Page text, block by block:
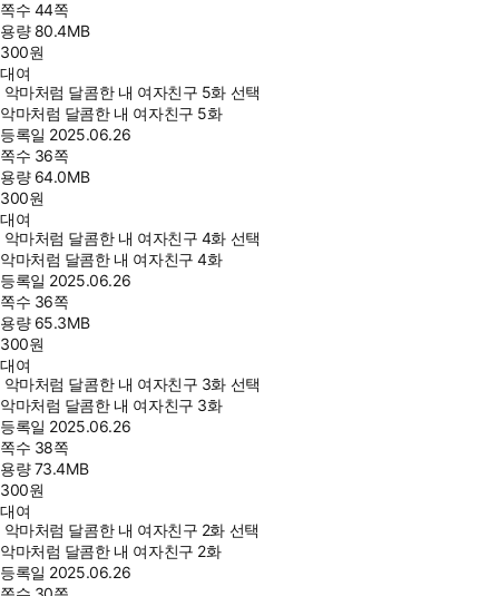
쪽수 44쪽
용량 80.4MB
300원
대여
악마처럼 달콤한 내 여자친구 5화 선택
악마처럼 달콤한 내 여자친구 5화
등록일 2025.06.26
쪽수 36쪽
용량 64.0MB
300원
대여
악마처럼 달콤한 내 여자친구 4화 선택
악마처럼 달콤한 내 여자친구 4화
등록일 2025.06.26
쪽수 36쪽
용량 65.3MB
300원
대여
악마처럼 달콤한 내 여자친구 3화 선택
악마처럼 달콤한 내 여자친구 3화
등록일 2025.06.26
쪽수 38쪽
용량73.4MB
300원
대여
악마처럼 달콤한 내 여자친구 2화 선택
악마처럼 달콤한 내 여자친구 2화
등록일 2025.06.26